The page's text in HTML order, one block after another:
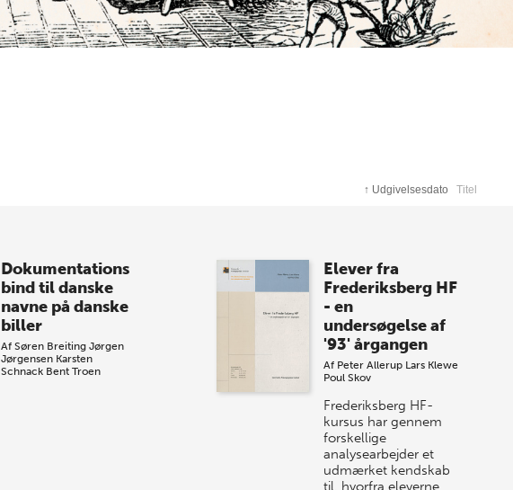
↑ Udgivelsesdato Titel
Dokumentations
bind til danske
navne på danske
biller
Af Søren Breiting Jørgen
Jørgensen Karsten
Schnack Bent Troen
Elever fra
Frederiksberg HF
- en
undersøgelse af
'93' årgangen
Af Peter Allerup Lars Klewe
Poul Skov
Frederiksberg HF-
kursus har gennem
forskellige
analysearbejder et
udmærket kendskab
til, hvorfra eleverne